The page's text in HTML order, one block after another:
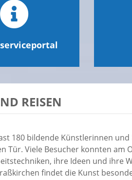
REISEN
180 bildende Künstlerinnen und
Tür. Viele Besucher konnten am
ihre Ideen und ihre
findet die Kunst